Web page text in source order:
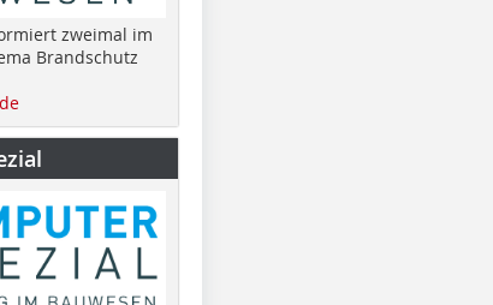
zweimal im
Brandschutz